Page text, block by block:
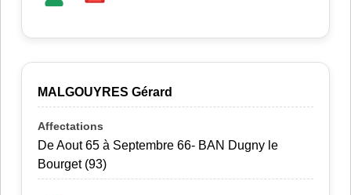
MALGOUYRES Gérard
De Aout 65 à Septembre 66- BAN Dugny le
Bourget (93)